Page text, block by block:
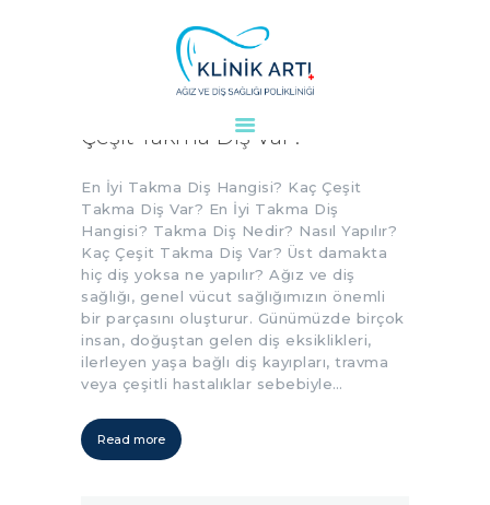
ANASAYFA
KURUMSAL
DOKTORLARIMIZ
TEDAVILER
VAKALAR
KVKK
AYDINLATMA
METNI
BLOG
KLINIĞIMIZ
İLETIŞIM
Çeşit Takma Diş Var?
En İyi Takma Diş Hangisi? Kaç Çeşit
Takma Diş Var? En İyi Takma Diş
Hangisi? Takma Diş Nedir? Nasıl Yapılır?
Kaç Çeşit Takma Diş Var? Üst damakta
hiç diş yoksa ne yapılır? Ağız ve diş
sağlığı, genel vücut sağlığımızın önemli
bir parçasını oluşturur. Günümüzde birçok
insan, doğuştan gelen diş eksiklikleri,
ilerleyen yaşa bağlı diş kayıpları, travma
veya çeşitli hastalıklar sebebiyle…
Read more